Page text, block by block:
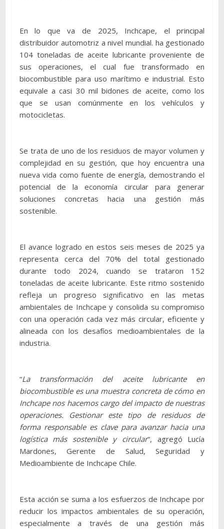
En lo que va de 2025, Inchcape, el principal
distribuidor automotriz a nivel mundial. ha gestionado
104 toneladas de aceite lubricante proveniente de
sus operaciones, el cual fue transformado en
biocombustible para uso marítimo e industrial. Esto
equivale a casi 30 mil bidones de aceite, como los
que se usan comúnmente en los vehículos y
motocicletas.
Se trata de uno de los residuos de mayor volumen y
complejidad en su gestión, que hoy encuentra una
nueva vida como fuente de energía, demostrando el
potencial de la economía circular para generar
soluciones concretas hacia una gestión más
sostenible.
El avance logrado en estos seis meses de 2025 ya
representa cerca del 70% del total gestionado
durante todo 2024, cuando se trataron 152
toneladas de aceite lubricante. Este ritmo sostenido
refleja un progreso significativo en las metas
ambientales de Inchcape y consolida su compromiso
con una operación cada vez más circular, eficiente y
alineada con los desafíos medioambientales de la
industria.
“La transformación del aceite lubricante en
biocombustible es una muestra concreta de cómo en
Inchcape nos hacemos cargo del impacto de nuestras
operaciones. Gestionar este tipo de residuos de
forma responsable es clave para avanzar hacia una
logística más sostenible y circular“, agregó Lucía
Mardones, Gerente de Salud, Seguridad y
Medioambiente de Inchcape Chile.
Esta acción se suma a los esfuerzos de Inchcape por
reducir los impactos ambientales de su operación,
especialmente a través de una gestión más